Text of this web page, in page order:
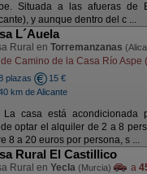
Situada a las afueras de
y aunque dentro del c ...
L´Auela
Rural en Torremanzanas
de Camino de la Casa Río Aspe
plazas
15 €
km de Alicante
La casa está acondicionada
optar el alquiler de 2 a 8
8 a 20 euros por persona, s ...
Rural El Castillico
Rural en Yecla (Murcia) a